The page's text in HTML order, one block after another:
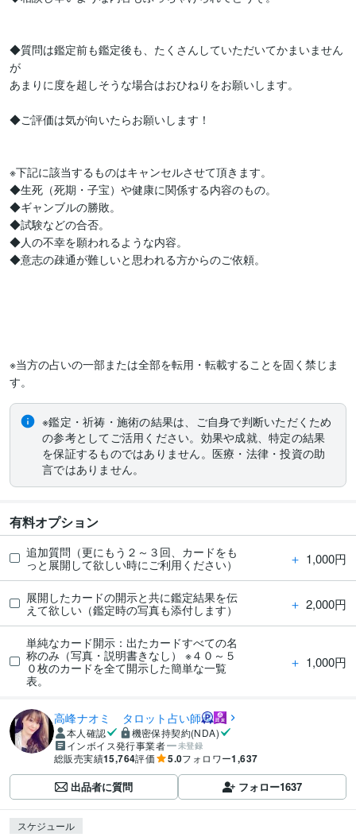
◆質問は鑑定前も鑑定後も、たくさんしていただいてかまいません
が
あまりに度を超しそうな場合はおひねりをお願いします。
◆ご評価は気が向いたらお願いします！
※下記に該当するものはキャンセルさせて頂きます。
◆生死（死期・子宝）や健康に関係する内容のもの。
◆ギャンブルの勝敗。
◆試験などの合否。
◆人の不幸を願われるような内容。
◆意志の疎通が難しいと思われる方からのご依頼。
※当方の占いの一部または全部を転用・転載することを固く禁じま
す。
※鑑定・祈祷・施術の結果は、ご自身で判断いただくため
の参考としてご活用ください。効果や成就、特定の結果
を保証するものではありません。医療・法律・投資の助
言ではありません。
有料オプション
追加質問（更にもう２～３回、カードをも
っと展開して欲しい時にご利用ください）
＋ 1,000円
展開したカードの開示と共に鑑定結果を伝
えて欲しい（鑑定時の写真も添付します）
＋ 2,000円
単純なカード開示：出たカードすべての名
称のみ（写真・説明書きなし） ※４０～５
０枚のカードを全て開示した簡単な一覧
表。
＋ 1,000円
高峰ナオミ タロット占い師
本人確認
機密保持契約(NDA)
インボイス発行事業者
未登録
総販売実績15,764評価 5.0フォロワー1,637
出品者に質問 フォロー1637
スケジュール